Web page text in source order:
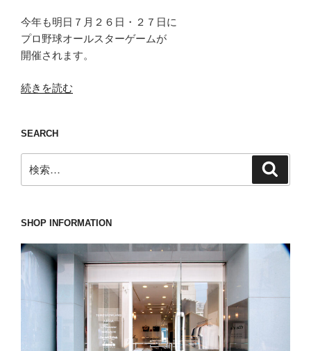
今年も明日７月２６日・２７日に
プロ野球オールスターゲームが
開催されます。
“そ
場
面
が
多
な
の
大
人
男。”
続きを読む
SEARCH
索:
SHOP INFORMATION